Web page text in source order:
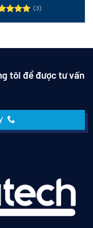
(3)
tôi để được tư vấn